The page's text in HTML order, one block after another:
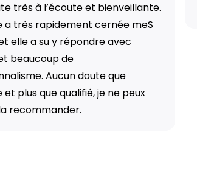
très à l’écoute et bienveillante.
a très rapidement cernée meS
elle a su y répondre avec
beaucoup de
Aucun doute que
et plus que qualifié, je ne peux
recommander.